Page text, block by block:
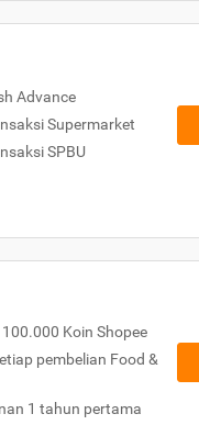
Advance
Supermarket
SPBU
Koin Shopee
pembelian Food &
1 tahun pertama